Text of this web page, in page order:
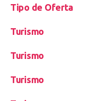
Tipo de Oferta
Turismo
Turismo
Turismo